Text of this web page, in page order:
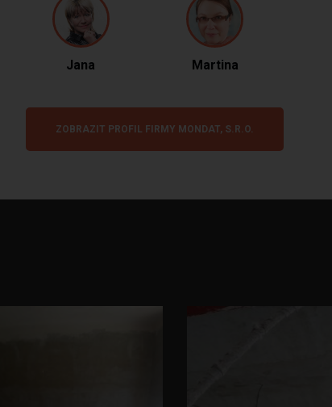
Jana Martina
ZOBRAZIT PROFIL FIRMY MONDAT, S.R.O.